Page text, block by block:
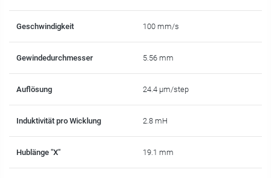
Geschwindigkeit 100 mm/s
Gewindedurchmesser 5.56 mm
Auflösung 24.4 µm/step
Induktivität pro Wicklung 2.8 mH
Hublänge "X" 19.1 mm